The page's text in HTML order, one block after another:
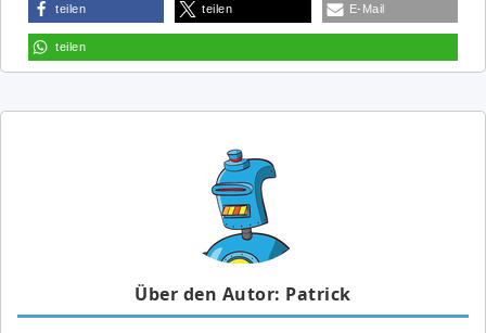
teilen teilen E-Mail
teilen
Über den Autor: Patrick